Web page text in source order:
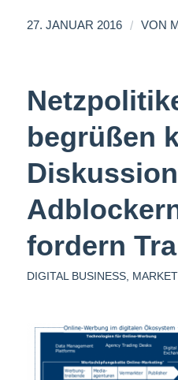
27. JANUAR 2016 / VON
begrüßen
fordern
DIGITAL BUSINESS,